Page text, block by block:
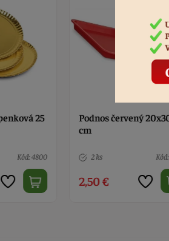
25
Kód: 4800
Podnos červený 20x30
2 ks Kód: 6774
2,50 €